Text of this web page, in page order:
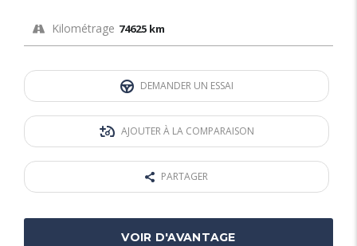
Kilométrage 74625 km
DEMANDER UN ESSAI
AJOUTER À LA COMPARAISON
PARTAGER
VOIR D'AVANTAGE